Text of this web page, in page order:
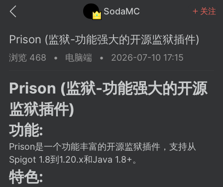
SodaMC 关注
SodaMC
教程 材质
Prison (监狱-功能强大的开源监狱插件)
浏览 468 • 电脑端 • 2026-07-10 17:15
Prison (监狱-功能强大的开源
监狱插件)
功能:
Prison是一个功能丰富的开源监狱插件，支持从
Spigot 1.8到1.20.x和Java 1.8+。
特色: